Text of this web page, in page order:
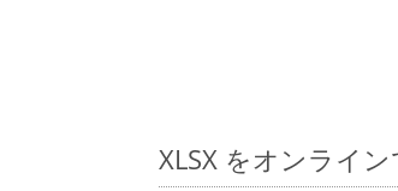
XLSX をオンライ